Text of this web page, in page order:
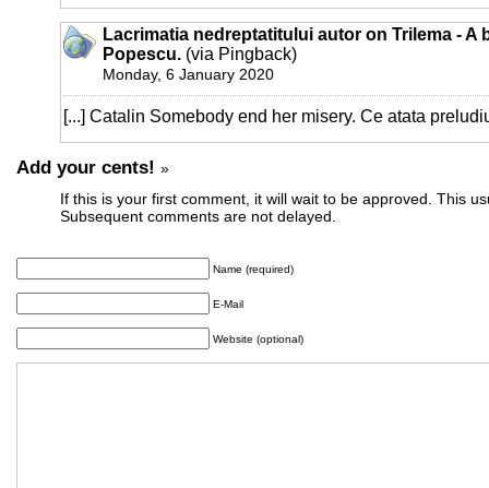
Lacrimatia nedreptatitului autor on Trilema - A
Popescu. (via Pingback)
Monday, 6 January 2020
[...] Catalin Somebody end her misery. Ce atata
Add your cents! »
If this is your first comment, it will wait to be approved. This
Subsequent comments are not delayed.
Name (required)
E-Mail
Website (optional)